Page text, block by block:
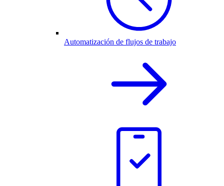
Automatización de flujos de trabajo